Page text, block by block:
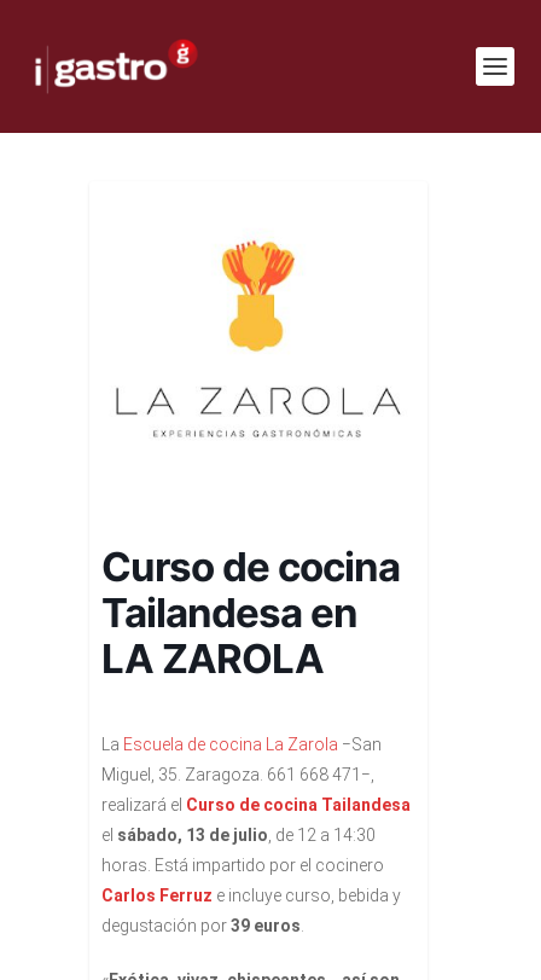
Curso de cocina
Tailandesa en
LA ZAROLA
La Escuela de cocina La Zarola −San
Miguel, 35. Zaragoza. 661 668 471−,
realizará el Curso de cocina Tailandesa
el sábado, 13 de julio , de 12 a 14:30
horas . Está impartido por el cocinero
Carlos Ferruz e incluye curso, bebida y
degustación por39 euros